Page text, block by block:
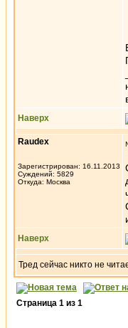
Наверх
Raudex
Зарегистрирован: 16.11.2013
Суждений: 5829
Откуда: Москва
Наверх
Тред сейчас никто не
Страница 1 из 1